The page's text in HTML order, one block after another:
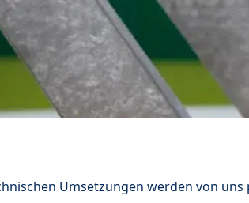
Umsetzungen werden von uns